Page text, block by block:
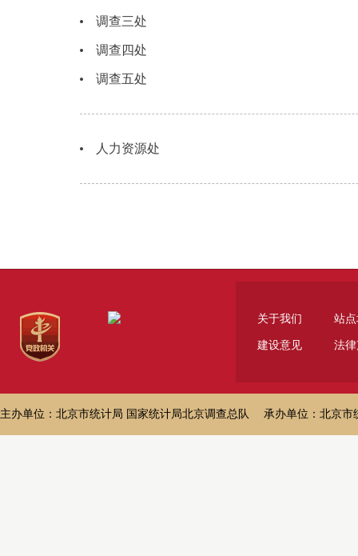
调查三处
调查四处
调查五处
人力资源处
关于我们 站
建设意见 法
主办单位：北京市统计局 国家统计局北京调查总队 承办单位：北京市